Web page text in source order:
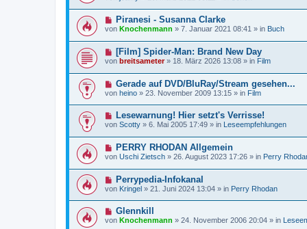
a
g
e
r
a
g
u
e
B
i
r
g
N
e
e
B
i
r
g
Piranesi - Susanna Clarke
von Knochenmann » 7. Januar 2021 08:41 » in Buch
N
e
u
e
B
i
r
g
[Film] Spider-Man: Brand New Day
von breitsameter» 18. März 2026 13:08 » in Film
N
e
u
e
B
i
r
g
Gerade auf DVD/BluRay/Stream gesehen...
von heino » 23. November 2009 13:15 » in Film
N
e
e
B
i
r
Lesewarnung! Hier setzt's Verrisse!
von Scotty » 6. Mai 2005 17:49 » in Leseempfehlungen
N
e
u
e
B
i
r
PERRY RHODAN Allgemein
von Uschi Zietsch » 26. August 2023 17:26 » in Perry
N
e
u
e
B
Perrypedia-Infokanal
von Kringel » 21. Juni 2024 13:04 » in Perry Rhodan
N
e
Glennkill
von Knochenmann » 24. November 2006 20:04 » in